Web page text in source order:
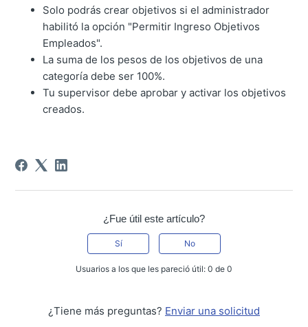
Solo podrás crear objetivos si el administrador
habilitó la opción "Permitir Ingreso Objetivos
Empleados".
La suma de los pesos de los objetivos de una
categoría debe ser 100%.
Tu supervisor debe aprobar y activar los objetivos
creados.
¿Fue útil este artículo?
Sí No
Usuarios a los que les pareció útil: 0 de 0
¿Tiene más preguntas? Enviar una solicitud